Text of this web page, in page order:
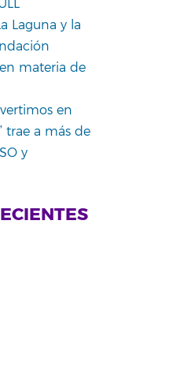
Laguna y la
materia de
en
trae a más de
y